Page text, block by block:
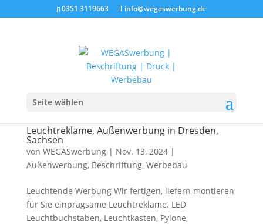
0351 3119663 info@wegaswerbung.de
Seite wählen
Leuchtreklame, Außenwerbung in Dresden,
Sachsen
von WEGASwerbung| Nov. 13, 2024|
Außenwerbung, Beschriftung, Werbebau
Leuchtende Werbung Wir fertigen, liefern montieren
für Sie einprägsame Leuchtreklame. LED
Leuchtbuchstaben, Leuchtkasten, Pylone,